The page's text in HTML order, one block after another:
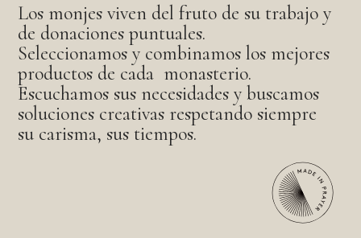
Los monjes viven del fruto de su trabajo y
de donaciones puntuales.
Seleccionamos y combinamos los mejores
productos de cada monasterio.
Escuchamos sus necesidades y buscamos
soluciones creativas respetando siempre
su carisma, sus tiempos.